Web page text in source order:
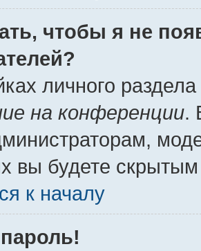
чтобы я не
личного
на конференции.
вы будете
к началу